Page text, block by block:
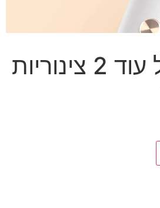
רוצה לקבל עוד 2 צינוריות